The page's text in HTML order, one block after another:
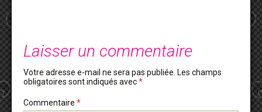
Laisser un commentaire
Votre adresse e-mail ne sera pas publiée. Les champs
obligatoires sont indiqués avec*
Commentaire *